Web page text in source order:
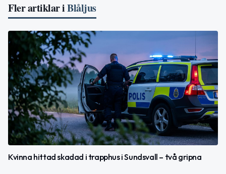
Fler artiklar iBlåljus
Kvinna hittad skadad i trapphus i Sundsvall – två gripna